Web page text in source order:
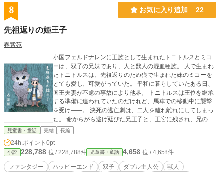
8 お気に入り追加 22
先祖返りの姫王子
春紫苑
小国フェルドナレンに王族として生まれたトニトルスとミコ
ーは、双子の兄妹であり、人と獣人の混血種族。 人で生まれ
たトニトルスは、先祖返りのため狼で生まれた妹のミコーを
とても愛し、可愛がっていた。 平和に暮らしていたある日、
国王夫妻が不慮の事故により他界。 トニトルスは王位を継承
する準備に追われていたのだけれど、馬車での移動中に襲撃
を受け――。 決死の逃亡劇は、二人を離れ離れにしてしまっ
た。 命からがら逃げ延びた兄王子と、王宮に残され、兄の替
え玉にされた妹姫が、互いのために必死で挑む国の奪還物
児童書・童話 完結 長編
24h.ポイント 0pt
小説 228,788 位 / 228,788件 児童書・童話 4,658 位 / 4,658件
ファンタジー ハッピーエンド 双子 ダブル主人公
獣人